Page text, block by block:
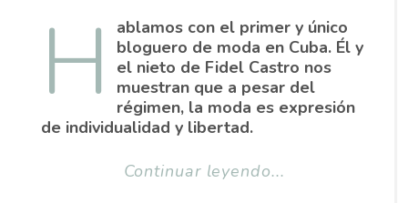
H
ablamos con el primer y único
bloguero de moda en Cuba. Él y
el nieto de Fidel Castro nos
muestran que a pesar del
régimen, la moda es expresión
de individualidad y libertad.
Continuar leyendo...